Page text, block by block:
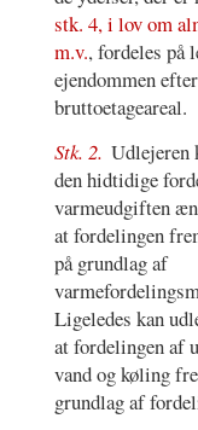
stk. 4, i lov om
m.v., fordeles på
ejendommen efter
bruttoetageareal.
Stk. 2. Udlejeren
den hidtidige
varmeudgiften
at fordelingen
på grundlag af
Ligeledes kan
at fordelingen af
vand og køling
grundlag af